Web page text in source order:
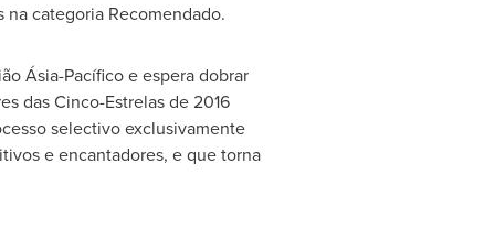
categoria Recomendado.
Ásia-Pacífico e espera dobrar
das Cinco-Estrelas de 2016
selectivo exclusivamente
e encantadores, e que torna